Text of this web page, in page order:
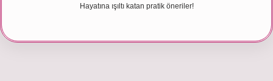
Hayatına ışıltı katan pratik öneriler!